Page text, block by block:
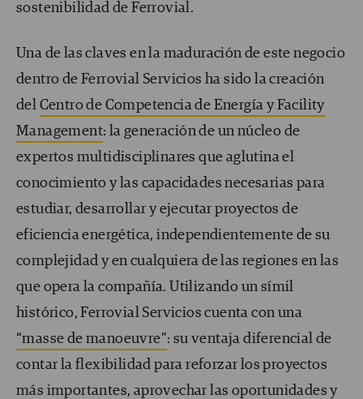
sostenibilidad de Ferrovial.
Una de las claves en la maduración de este negocio
dentro de Ferrovial Servicios ha sido la creación
del Centro de Competencia de Energía y Facility
Management: la generación de un núcleo de
expertos multidisciplinares que aglutina el
conocimiento y las capacidades necesarias para
estudiar, desarrollar y ejecutar proyectos de
eficiencia energética, independientemente de su
complejidad y en cualquiera de las regiones en las
que opera la compañía. Utilizando un símil
histórico, Ferrovial Servicios cuenta con una
“masse de manoeuvre”: su ventaja diferencial de
contar la flexibilidad para reforzar los proyectos
más importantes, aprovechar las oportunidades y